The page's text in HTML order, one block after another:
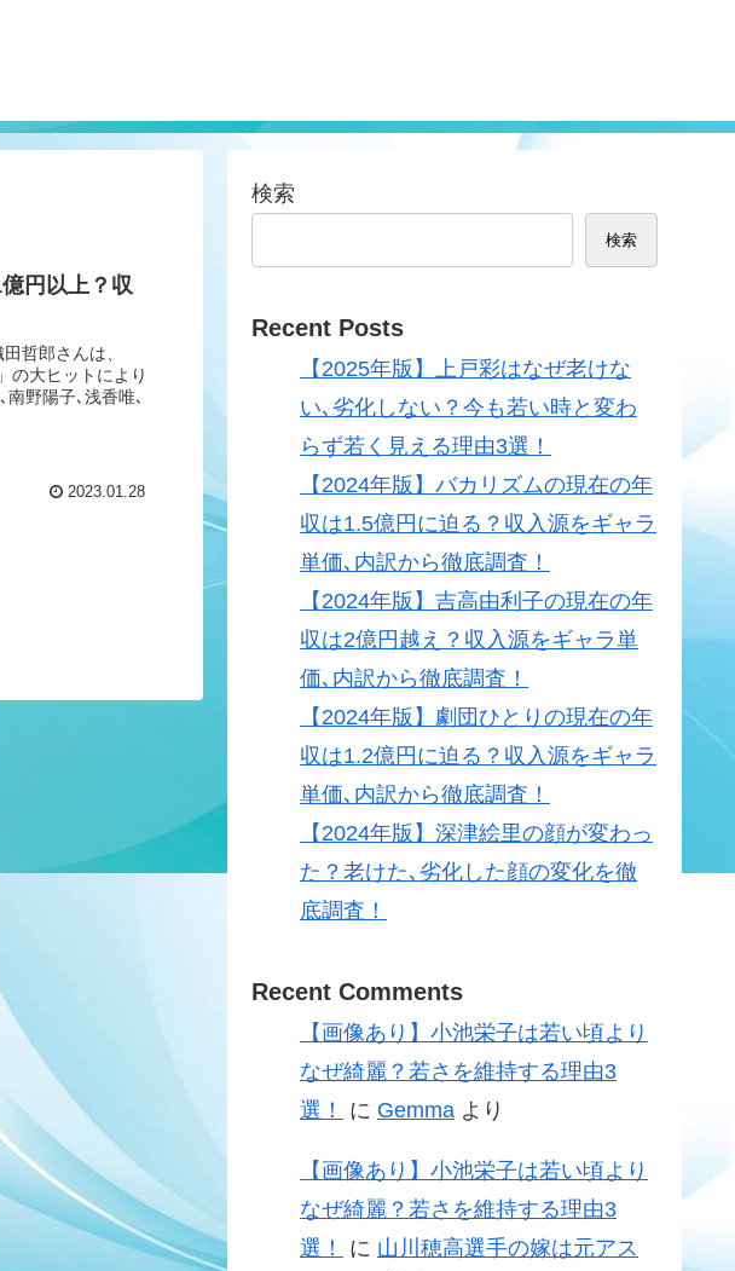
円以上？収
哲郎さんは、
の大ヒットにより
野陽子､浅香唯､
2023.01.28
検索
検索
Recent Posts
【2025年版】上戸彩はなぜ老けな
い､劣化しない？今も若い時と変わ
らず若く見える理由3選！
【2024年版】バカリズムの現在の年
収は1.5億円に迫る？収入源をギャラ
単価､内訳から徹底調査！
【2024年版】吉高由利子の現在の年
収は2億円越え？収入源をギャラ単
価､内訳から徹底調査！
【2024年版】劇団ひとりの現在の年
収は1.2億円に迫る？収入源をギャラ
単価､内訳から徹底調査！
【2024年版】深津絵里の顔が変わっ
た？老けた､劣化した顔の変化を徹
底調査！
Recent Comments
【画像あり】小池栄子は若い頃より
なぜ綺麗？若さを維持する理由3
選！
に Gemma より
【画像あり】小池栄子は若い頃より
なぜ綺麗？若さを維持する理由3
選！
に 山川穂高選手の嫁は元アス